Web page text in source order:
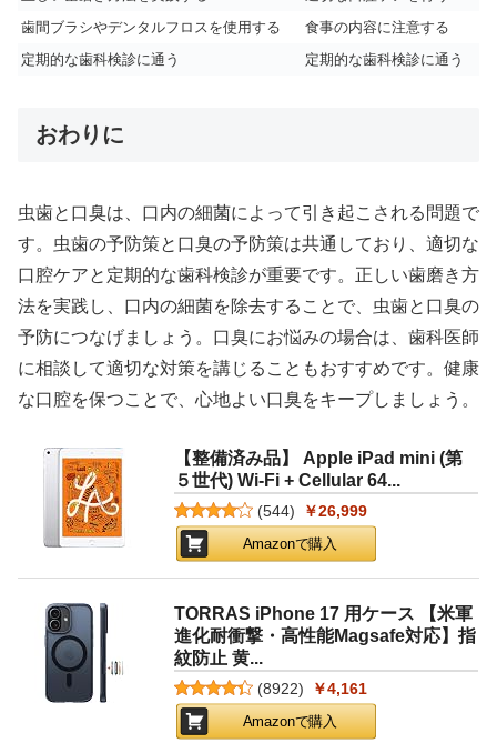
歯間ブラシやデンタルフロスを使用する
食事の内容に注意する
定期的な歯科検診に通う
定期的な歯科検診に通う
おわりに
虫歯と口臭は、口内の細菌によって引き起こされる問題で
す。虫歯の予防策と口臭の予防策は共通しており、適切な
口腔ケアと定期的な歯科検診が重要です。正しい歯磨き方
法を実践し、口内の細菌を除去することで、虫歯と口臭の
予防につなげましょう。口臭にお悩みの場合は、歯科医師
に相談して適切な対策を講じることもおすすめです。健康
な口腔を保つことで、心地よい口臭をキープしましょう。
【整備済み品】 Apple iPad mini (第
５世代) Wi-Fi + Cellular 64...
(544) ￥26,999
Amazonで購入
TORRAS iPhone 17 用ケース 【米軍
進化耐衝撃・高性能Magsafe対応】指
紋防止 黄...
(8922) ￥4,161
Amazonで購入